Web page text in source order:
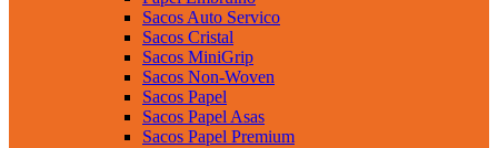
Sacos Auto Servico
Sacos Cristal
Sacos MiniGrip
Sacos Non-Woven
Sacos Papel
Sacos Papel Asas
Sacos Papel Premium